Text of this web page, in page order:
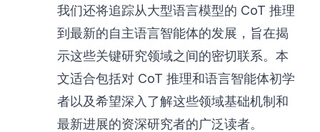
我们还将追踪从大型语言模型的 CoT 推理
到最新的自主语言智能体的发展，旨在揭
示这些关键研究领域之间的密切联系。本
文适合包括对 CoT 推理和语言智能体初学
者以及希望深入了解这些领域基础机制和
最新进展的资深研究者的广泛读者。